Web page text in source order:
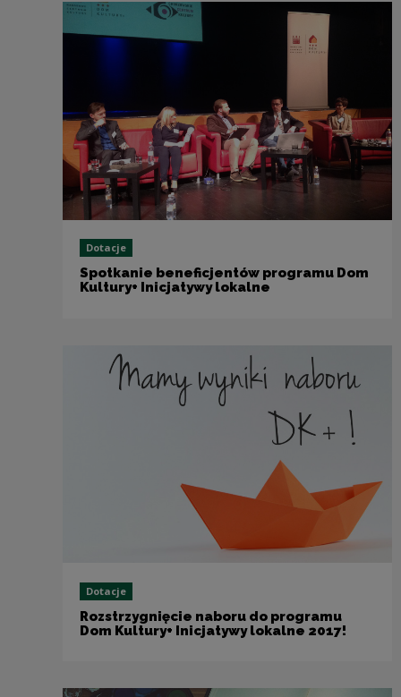
Dotacje
Spotkanie beneficjentów programu Dom
Kultury+ Inicjatywy lokalne
Dotacje
Rozstrzygnięcie naboru do programu
Dom Kultury+ Inicjatywy lokalne 2017!